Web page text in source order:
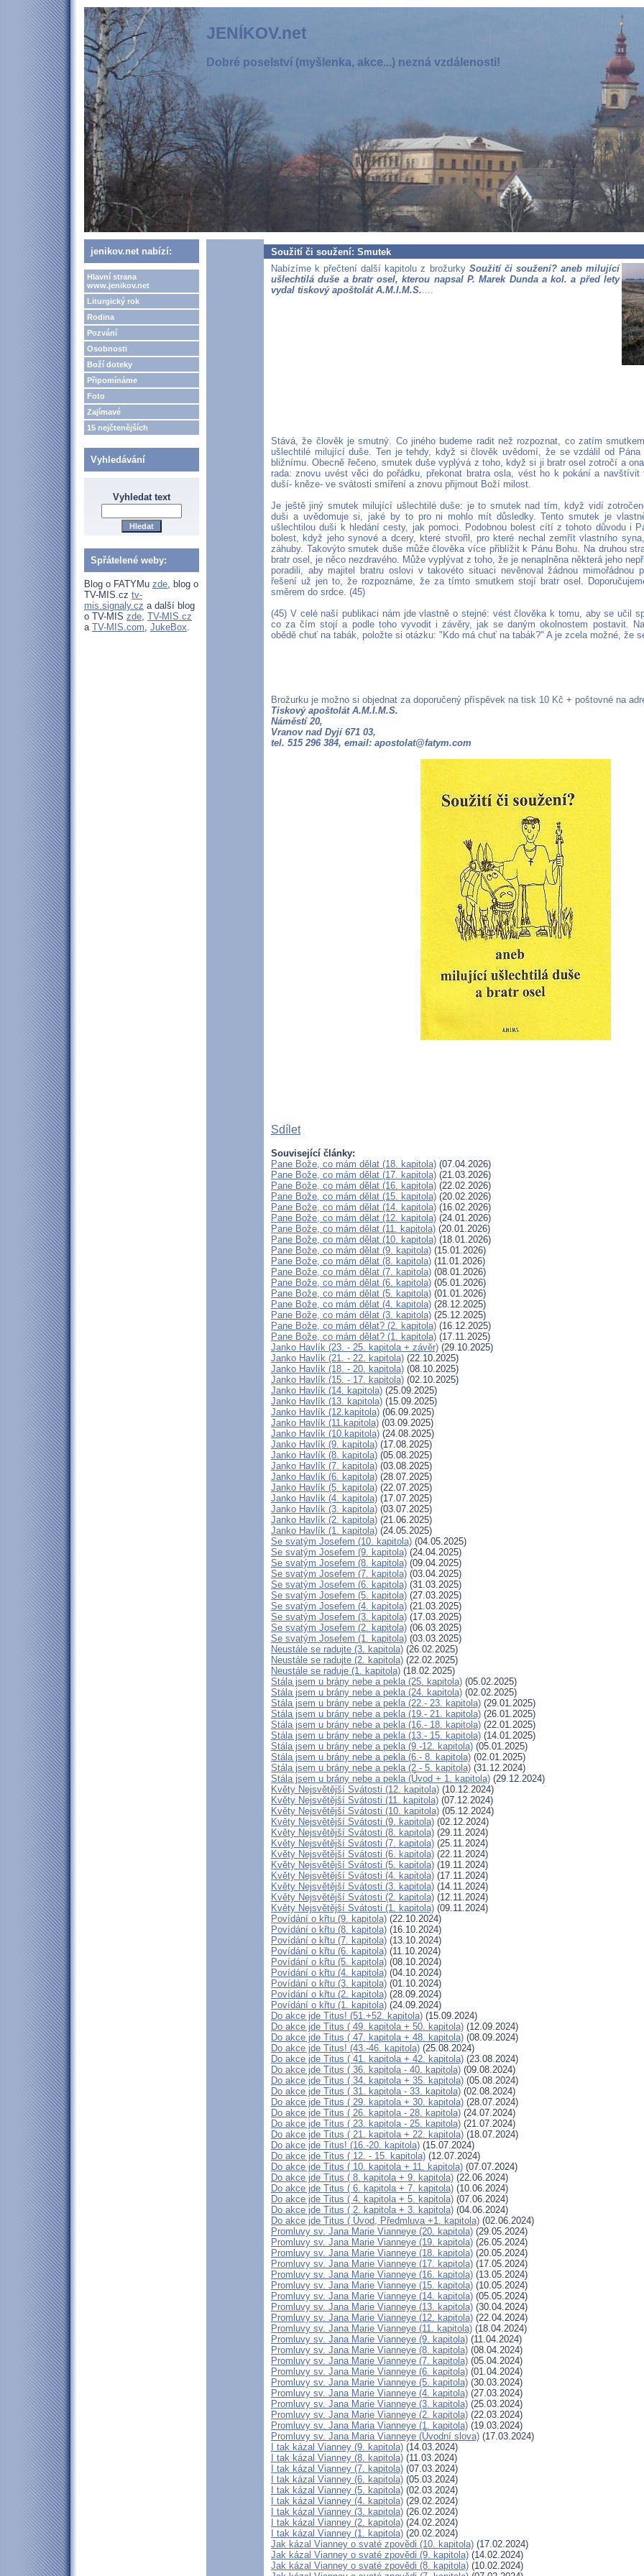
JENÍKOV.net
Dobré poselství (myšlenka, akce...) nezná vzdálenosti!
jenikov.net nabízí:
Hlavní strana
www.jenikov.net
Liturgický rok
Rodina
Pozvání
Osobnosti
Boží doteky
Připomínáme
Foto
Zajímavé
15 nejčtenějších
Vyhledávání
Vyhledat text
Spřátelené weby:
Blog o FATYMu zde, blog o
TV-MIS.cz tv-
mis.signaly.cz a další blog
o TV-MIS zde, TV-MIS.cz
a TV-MIS.com, JukeBox.
Soužití či soužení: Smutek
Nabízíme k přečtení další kapitolu z brožurky Soužití či soužení? aneb milující
ušlechtilá duše a bratr osel, kterou napsal P. Marek Dunda a kol. a před lety
vydal tiskový apoštolát A.M.I.M.S.....
Stává, že člověk je smutný. Co jiného budeme radit než rozpoznat, co zatím
ušlechtilé milující duše. Ten je tehdy, když si člověk uvědomí, že se vzdálil od
bližnímu. Obecně řečeno, smutek duše vyplývá z toho, když si ji bratr osel zotročí a
rada: znovu uvést věci do pořádku, překonat bratra osla, vést ho k pokání a navštívit
duší- kněze- ve svátosti smíření a znovu přijmout Boží milost.
Je ještě jiný smutek milující ušlechtilé duše: je to smutek nad tím, když vidí
duši a uvědomuje si, jaké by to pro ni mohlo mít důsledky. Tento smutek je
ušlechtilou duši k hledání cesty, jak pomoci. Podobnou bolest cítí z tohoto důvodu i
bolest, když jeho synové a dcery, které stvořil, pro které nechal zemřít vlastního
záhuby. Takovýto smutek duše může člověka více přiblížit k Pánu Bohu. Na druhou
bratr osel, je něco nezdravého. Může vyplývat z toho, že je nenaplněna některá jeho
poradili, aby majitel bratru oslovi v takovéto situaci nevěnoval žádnou mimořádnou
řešení už jen to, že rozpoznáme, že za tímto smutkem stojí bratr osel.
směrem do srdce. (45)
(45) V celé naší publikaci nám jde vlastně o stejné: vést člověka k tomu, aby se učil
co za čím stojí a podle toho vyvodit i závěry, jak se daným okolnostem postavit.
obědě chuť na tabák, položte si otázku: "Kdo má chuť na tabák?" A je zcela možné, že
Brožurku je možno si objednat za doporučený příspěvek na tisk 10 Kč + poštovné na
Tiskový apoštolát A.M.I.M.S.
Náměstí 20,
Vranov nad Dyjí 671 03,
tel. 515 296 384, email: apostolat@fatym.com
Sdílet
Související články:
Pane Bože, co mám dělat (18. kapitola) (07.04.2026)
Pane Bože, co mám dělat (17. kapitola) (21.03.2026)
Pane Bože, co mám dělat (16. kapitola) (22.02.2026)
Pane Bože, co mám dělat (15. kapitola) (20.02.2026)
Pane Bože, co mám dělat (14. kapitola) (16.02.2026)
Pane Bože, co mám dělat (12. kapitola) (24.01.2026)
Pane Bože, co mám dělat (11. kapitola) (20.01.2026)
Pane Bože, co mám dělat (10. kapitola) (18.01.2026)
Pane Bože, co mám dělat (9. kapitola) (15.01.2026)
Pane Bože, co mám dělat (8. kapitola) (11.01.2026)
Pane Bože, co mám dělat (7. kapitola) (08.01.2026)
Pane Bože, co mám dělat (6. kapitola) (05.01.2026)
Pane Bože, co mám dělat (5. kapitola) (01.01.2026)
Pane Bože, co mám dělat (4. kapitola) (28.12.2025)
Pane Bože, co mám dělat (3. kapitola) (25.12.2025)
Pane Bože, co mám dělat? (2. kapitola) (16.12.2025)
Pane Bože, co mám dělat? (1. kapitola) (17.11.2025)
Janko Havlík (23. - 25. kapitola + závěr) (29.10.2025)
Janko Havlík (21. - 22. kapitola) (22.10.2025)
Janko Havlík (18. - 20. kapitola) (08.10.2025)
Janko Havlík (15. - 17. kapitola) (02.10.2025)
Janko Havlík (14. kapitola) (25.09.2025)
Janko Havlík (13. kapitola) (15.09.2025)
Janko Havlík (12.kapitola) (06.09.2025)
Janko Havlík (11.kapitola) (03.09.2025)
Janko Havlík (10.kapitola) (24.08.2025)
Janko Havlík (9. kapitola) (17.08.2025)
Janko Havlík (8. kapitola) (05.08.2025)
Janko Havlík (7. kapitola) (03.08.2025)
Janko Havlík (6. kapitola) (28.07.2025)
Janko Havlík (5. kapitola) (22.07.2025)
Janko Havlík (4. kapitola) (17.07.2025)
Janko Havlík (3. kapitola) (03.07.2025)
Janko Havlík (2. kapitola) (21.06.2025)
Janko Havlík (1. kapitola) (24.05.2025)
Se svatým Josefem (10. kapitola) (04.05.2025)
Se svatým Josefem (9. kapitola) (24.04.2025)
Se svatým Josefem (8. kapitola) (09.04.2025)
Se svatým Josefem (7. kapitola) (03.04.2025)
Se svatým Josefem (6. kapitola) (31.03.2025)
Se svatým Josefem (5. kapitola) (27.03.2025)
Se svatým Josefem (4. kapitola) (21.03.2025)
Se svatým Josefem (3. kapitola) (17.03.2025)
Se svatým Josefem (2. kapitola) (06.03.2025)
Se svatým Josefem (1. kapitola) (03.03.2025)
Neustále se radujte (3. kapitola) (26.02.2025)
Neustále se radujte (2. kapitola) (22.02.2025)
Neustále se raduje (1. kapitola) (18.02.2025)
Stála jsem u brány nebe a pekla (25. kapitola) (05.02.2025)
Stála jsem u brány nebe a pekla (24. kapitola) (02.02.2025)
Stála jsem u brány nebe a pekla (22.- 23. kapitola) (29.01.2025)
Stála jsem u brány nebe a pekla (19.- 21. kapitola) (26.01.2025)
Stála jsem u brány nebe a pekla (16.- 18. kapitola) (22.01.2025)
Stála jsem u brány nebe a pekla (13.- 15. kapitola) (14.01.2025)
Stála jsem u brány nebe a pekla (9.-12. kapitola) (05.01.2025)
Stála jsem u brány nebe a pekla (6.- 8. kapitola) (02.01.2025)
Stála jsem u brány nebe a pekla (2.- 5. kapitola) (31.12.2024)
Stála jsem u brány nebe a pekla (Úvod + 1. kapitola) (29.12.2024)
Květy Nejsvětější Svátosti (12. kapitola) (10.12.2024)
Květy Nejsvětější Svátosti (11. kapitola) (07.12.2024)
Květy Nejsvětější Svátosti (10. kapitola) (05.12.2024)
Květy Nejsvětější Svátosti (9. kapitola) (02.12.2024)
Květy Nejsvětější Svátosti (8. kapitola) (29.11.2024)
Květy Nejsvětější Svátosti (7. kapitola) (25.11.2024)
Květy Nejsvětější Svátosti (6. kapitola) (22.11.2024)
Květy Nejsvětější Svátosti (5. kapitola) (19.11.2024)
Květy Nejsvětější Svátosti (4. kapitola) (17.11.2024)
Květy Nejsvětější Svátosti (3. kapitola) (14.11.2024)
Květy Nejsvětější Svátosti (2. kapitola) (12.11.2024)
Květy Nejsvětější Svátosti (1. kapitola) (09.11.2024)
Povídání o křtu (9. kapitola) (22.10.2024)
Povídání o křtu (8. kapitola) (16.10.2024)
Povídání o křtu (7. kapitola) (13.10.2024)
Povídání o křtu (6. kapitola) (11.10.2024)
Povídání o křtu (5. kapitola) (08.10.2024)
Povídání o křtu (4. kapitola) (04.10.2024)
Povídání o křtu (3. kapitola) (01.10.2024)
Povídání o křtu (2. kapitola) (28.09.2024)
Povídání o křtu (1. kapitola) (24.09.2024)
Do akce jde Titus! (51.+52. kapitola) (15.09.2024)
Do akce jde Titus ( 49. kapitola + 50. kapitola) (12.09.2024)
Do akce jde Titus ( 47. kapitola + 48. kapitola) (08.09.2024)
Do akce jde Titus! (43.-46. kapitola) (25.08.2024)
Do akce jde Titus ( 41. kapitola + 42. kapitola) (23.08.2024)
Do akce jde Titus ( 36. kapitola - 40. kapitola) (09.08.2024)
Do akce jde Titus ( 34. kapitola + 35. kapitola) (05.08.2024)
Do akce jde Titus ( 31. kapitola - 33. kapitola) (02.08.2024)
Do akce jde Titus ( 29. kapitola + 30. kapitola) (28.07.2024)
Do akce jde Titus ( 26. kapitola - 28. kapitola) (24.07.2024)
Do akce jde Titus ( 23. kapitola - 25. kapitola) (21.07.2024)
Do akce jde Titus ( 21. kapitola + 22. kapitola) (18.07.2024)
Do akce jde Titus! (16.-20. kapitola) (15.07.2024)
Do akce jde Titus ( 12. - 15. kapitola) (12.07.2024)
Do akce jde Titus ( 10. kapitola + 11. kapitola) (07.07.2024)
Do akce jde Titus ( 8. kapitola + 9. kapitola) (22.06.2024)
Do akce jde Titus ( 6. kapitola + 7. kapitola) (10.06.2024)
Do akce jde Titus ( 4. kapitola + 5. kapitola) (07.06.2024)
Do akce jde Titus ( 2. kapitola + 3. kapitola) (04.06.2024)
Do akce jde Titus ( Úvod, Předmluva +1. kapitola) (02.06.2024)
Promluvy sv. Jana Marie Vianneye (20. kapitola) (29.05.2024)
Promluvy sv. Jana Marie Vianneye (19. kapitola) (26.05.2024)
Promluvy sv. Jana Marie Vianneye (18. kapitola) (20.05.2024)
Promluvy sv. Jana Marie Vianneye (17. kapitola) (17.05.2024)
Promluvy sv. Jana Marie Vianneye (16. kapitola) (13.05.2024)
Promluvy sv. Jana Marie Vianneye (15. kapitola) (10.05.2024)
Promluvy sv. Jana Marie Vianneye (14. kapitola) (05.05.2024)
Promluvy sv. Jana Marie Vianneye (13. kapitola) (30.04.2024)
Promluvy sv. Jana Marie Vianneye (12. kapitola) (22.04.2024)
Promluvy sv. Jana Marie Vianneye (11. kapitola) (18.04.2024)
Promluvy sv. Jana Marie Vianneye (9. kapitola) (11.04.2024)
Promluvy sv. Jana Marie Vianneye (8. kapitola) (08.04.2024)
Promluvy sv. Jana Marie Vianneye (7. kapitola) (05.04.2024)
Promluvy sv. Jana Marie Vianneye (6. kapitola) (01.04.2024)
Promluvy sv. Jana Marie Vianneye (5. kapitola) (30.03.2024)
Promluvy sv. Jana Marie Vianneye (4. kapitola) (27.03.2024)
Promluvy sv. Jana Marie Vianneye (3. kapitola) (25.03.2024)
Promluvy sv. Jana Marie Vianneye (2. kapitola) (22.03.2024)
Promluvy sv. Jana Maria Vianneye (1. kapitola) (19.03.2024)
Promluvy sv. Jana Maria Vianneye (Úvodní slova) (17.03.2024)
I tak kázal Vianney (9. kapitola) (14.03.2024)
I tak kázal Vianney (8. kapitola) (11.03.2024)
I tak kázal Vianney (7. kapitola) (07.03.2024)
I tak kázal Vianney (6. kapitola) (05.03.2024)
I tak kázal Vianney (5. kapitola) (02.03.2024)
I tak kázal Vianney (4. kapitola) (29.02.2024)
I tak kázal Vianney (3. kapitola) (26.02.2024)
I tak kázal Vianney (2. kapitola) (24.02.2024)
I tak kázal Vianney (1. kapitola) (20.02.2024)
Jak kázal Vianney o svaté zpovědi (10. kapitola) (17.02.2024)
Jak kázal Vianney o svaté zpovědi (9. kapitola) (14.02.2024)
Jak kázal Vianney o svaté zpovědi (8. kapitola) (10.02.2024)